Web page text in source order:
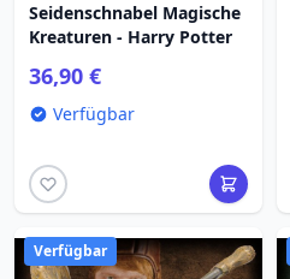
Seidenschnabel Magische
Kreaturen - Harry Potter
36,90 €
Verfügbar
Verfügbar